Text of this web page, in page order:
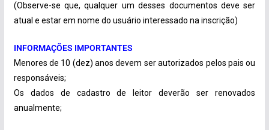
(Observe-se que, qualquer um desses documentos deve ser
atual e estar em nome do usuário interessado na inscrição)
INFORMAÇÕES IMPORTANTES
Menores de 10 (dez) anos devem ser autorizados pelos pais ou
responsáveis;
Os dados de cadastro de leitor deverão ser renovados
anualmente;